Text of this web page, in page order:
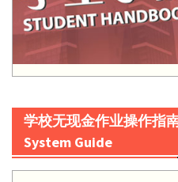
学校无现金作业操作指
System Guide